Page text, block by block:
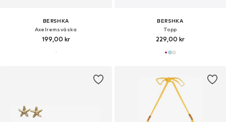
BERSHKA
Axelremsväska
199,00 kr
BERSHKA
Topp
229,00 kr